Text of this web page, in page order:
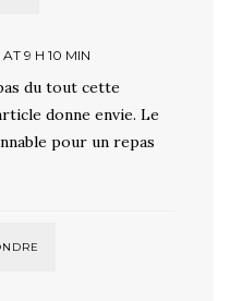
9 H 10 MIN
du tout cette
donne envie. Le
pour un repas